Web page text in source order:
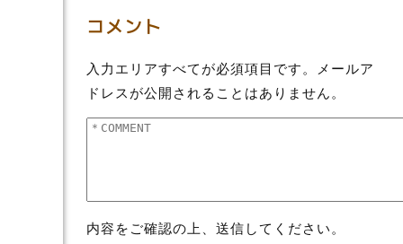
コメント
入力エリアすべてが必須項目です。メールア
ドレスが公開されることはありません。
内容をご確認の上、送信してください。